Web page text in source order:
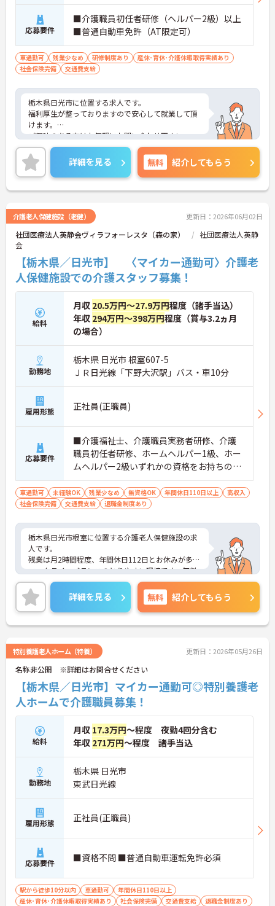
応募要件
■介護職員初任者研修（ヘルパー2級）以上
■普通自動車免許（AT限定可）
車通勤可 残業少なめ 研修制度あり
産休･育休･介護休暇取得実績あり
社会保険完備
交通費支給
栃木県日光市に位置する求人です。
福利厚生が整っておりますので安心して就業して頂
けます。
ご興味のある方はお気軽にお問い合わせ下さい。
詳細を見る 無料 紹介してもらう
介護老人保健施設（老健） 更新日：2026年06月02日
社団医療法人英静会ヴィラフォーレスタ（森の家）
社団医療法人英静
会
【栃木県／日光市】 〈マイカー通勤可〉介護老
人保健施設での介護スタッフ募集！
給料
月収 20.5万円～27.9万円程度（諸手当込）
年収 294万円～398万円程度（賞与3.2ヵ月
の場合）
勤務地
栃木県 日光市 根室607-5
ＪＲ日光線「下野大沢駅」バス・車10分
雇用形態 正社員(正職員)
応募要件
■介護福祉士、介護職員実務者研修、介護
職員初任者研修、ホームヘルパー1級、ホー
ムヘルパー2級いずれかの資格をお持ちの方
※無資格応相談 ■普通自動車運転免許（業
務用）
車通勤可 未経験OK 残業少なめ 無資格OK 年間休日110日以上
高収入
社会保険完備
交通費支給 退職金制度あり
栃木県日光市根室に位置する介護老人保健施設の求
人です。
残業は月2時間程度、年間休日112日とお休みが多く
ワークライフバランスのとりやすい環境です。無料
駐車場完備、マイカー通勤可能で通勤に便利です。
また、日勤常勤も相談可能です。
ご興味ある方には、面接対策ポイントなど、さらに
詳細をお話しいたしますのでお気軽にご相談くださ
い。
詳細を見る 無料 紹介してもらう
特別養護老人ホーム（特養） 更新日：2026年05月26日
名称非公開 ※詳細はお問合せください
【栃木県／日光市】マイカー通勤可◎特別養護老
人ホームで介護職員募集！
給料
月収 17.3万円～程度 夜勤4回分含む
年収 271万円～程度 諸手当込
勤務地
栃木県 日光市
東武日光線
雇用形態 正社員(正職員)
応募要件 ■資格不問 ■普通自動車運転免許必須
駅から徒歩10分以内 車通勤可
年間休日110日以上
産休･育休･介護休暇取得実績あり
社会保険完備 交通費支給 退職金制度あり